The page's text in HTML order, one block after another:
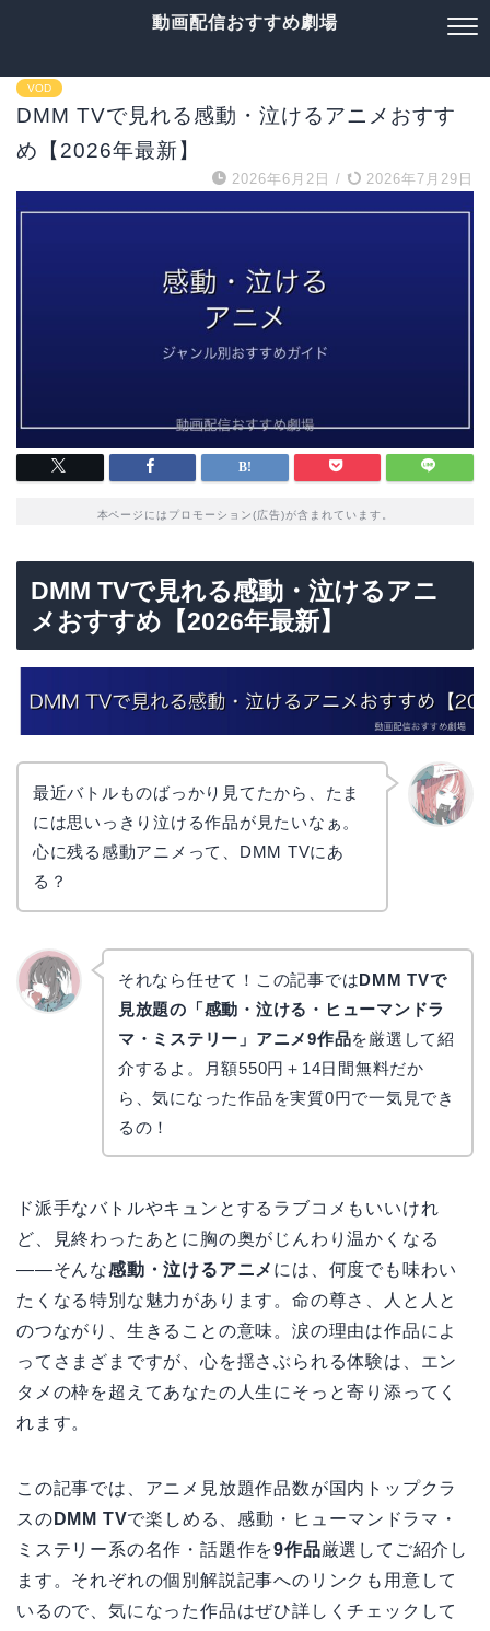
動画配信おすすめ劇場
VOD
DMM TVで見れる感動・泣けるアニメおすす
め【2026年最新】
2026年6月2日 / 2026年7月29日
本ページにはプロモーション(広告)が含まれています。
DMM TVで見れる感動・泣けるアニ
メおすすめ【2026年最新】
最近バトルものばっかり見てたから、たま
には思いっきり泣ける作品が見たいなぁ。
心に残る感動アニメって、DMM TVにあ
る？
それなら任せて！この記事ではDMM TVで
見放題の「感動・泣ける・ヒューマンドラ
マ・ミステリー」アニメ9作品を厳選して紹
介するよ。月額550円＋14日間無料だか
ら、気になった作品を実質0円で一気見でき
るの！
ド派手なバトルやキュンとするラブコメもいいけれ
ど、見終わったあとに胸の奥がじんわり温かくなる
――そんな感動・泣けるアニメ には、何度でも味わい
たくなる特別な魅力があります。命の尊さ、人と人と
のつながり、生きることの意味。涙の理由は作品によ
ってさまざまですが、心を揺さぶられる体験は、エン
タメの枠を超えてあなたの人生にそっと寄り添ってく
れます。
この記事では、アニメ見放題作品数が国内トップクラ
スの DMM TVで楽しめる、感動・ヒューマンドラマ・
ミステリー系の名作・話題作を9作品厳選してご紹介し
ます。それぞれの個別解説記事へのリンクも用意して
いるので、気になった作品はぜひ詳しくチェックして